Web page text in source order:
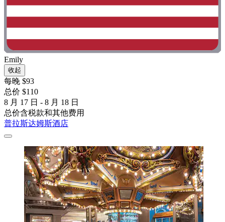
Emily
收起
每晚 $93
总价 $110
8 月 17 日 - 8 月 18 日
总价含税款和其他费用
普拉斯达姆斯酒店